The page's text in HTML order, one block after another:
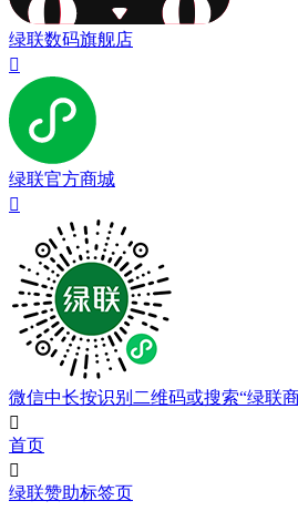
绿联数码旗舰店

绿联官方商城

微信中长按识别二维码或搜索“绿联

首页

绿联赞助标签页